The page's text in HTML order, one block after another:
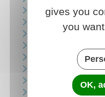
2023 05 03 -
2023 04 06 -
2023 03 06 -
2023 01 09 -
2022 10 06 -
2022 09 12 -
2022 07 04 -
gives you
you
OK,